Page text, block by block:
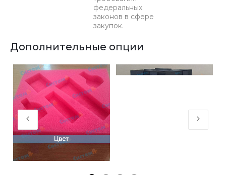
федеральных
законов в сфере
закупок.
Дополнительные опции